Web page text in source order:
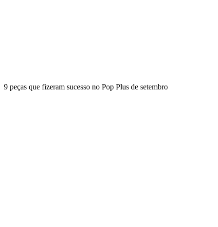
9 peças que fizeram sucesso no Pop Plus de setembro